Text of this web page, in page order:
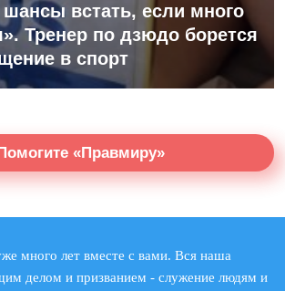
шансы встать, если много
Тренер по дзюдо борется
в спорт
«Правмиру»
много лет вместе с вами. Вся наша
делом и призванием - служение людям и